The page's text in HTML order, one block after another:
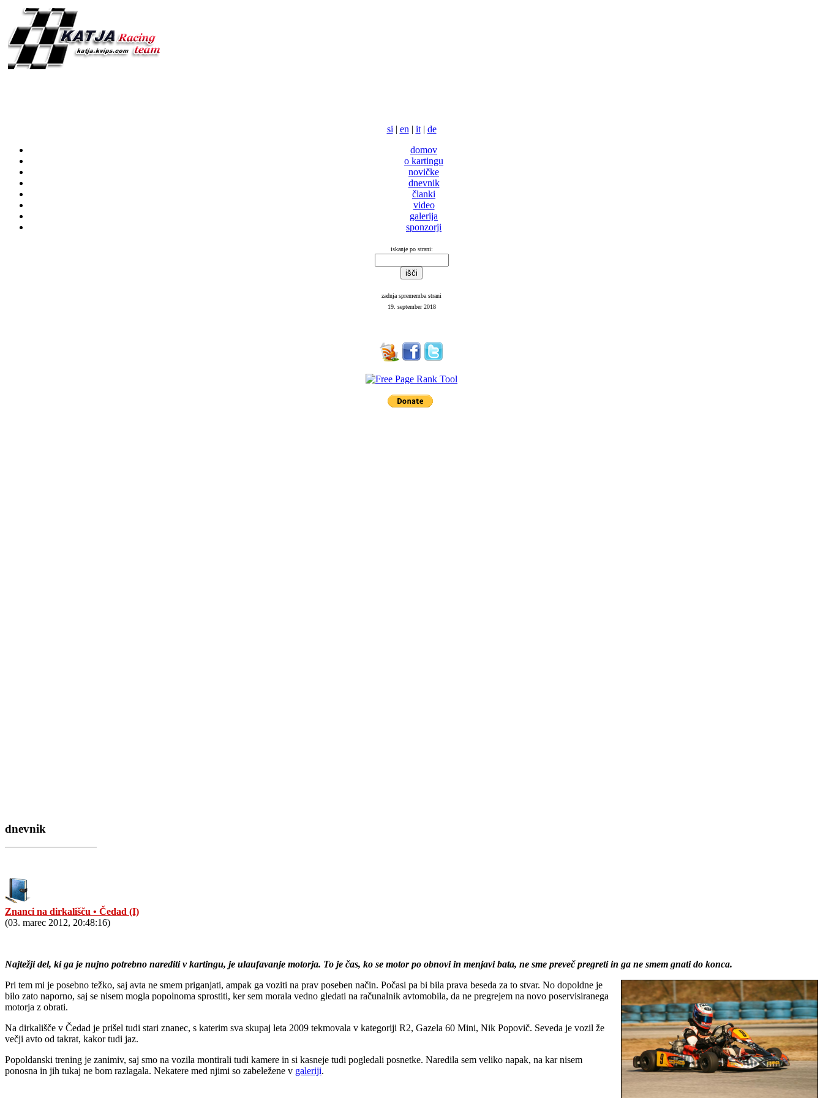
si | en | it| de
domov
o kartingu
novičke
dnevnik
članki
video
galerija
sponzorji
iskanje po strani:
zadnja sprememba strani
19. september 2018
dnevnik
Znanci na dirkališču • Čedad (I)
(03. marec 2012, 20:48:16)
Najtežji del, ki ga je nujno potrebno narediti v kartingu, je ulaufavanje motorja. To je čas, ko se motor po obnovi in menjavi bata, ne sme preveč pregreti in ga ne smem gnati do konca.
Pri tem mi je posebno težko, saj avta ne smem priganjati, ampak ga voziti na prav poseben način. Počasi pa bi bila prava beseda za to stvar. No dopoldne je
bilo zato naporno, saj se nisem mogla popolnoma sprostiti, ker sem morala vedno gledati na računalnik avtomobila, da ne pregrejem na novo poservisiranega
motorja z obrati.
Na dirkališče v Čedad je prišel tudi stari znanec, s katerim sva skupaj leta 2009 tekmovala v kategoriji R2, Gazela 60 Mini, Nik Popovič. Seveda je vozil že
večji avto od takrat, kakor tudi jaz.
Popoldanski trening je zanimiv, saj smo na vozila montirali tudi kamere in si kasneje tudi pogledali posnetke. Naredila sem veliko napak, na kar nisem
ponosna in jih tukaj ne bom razlagala. Nekatere med njimi so zabeležene v galeriji.